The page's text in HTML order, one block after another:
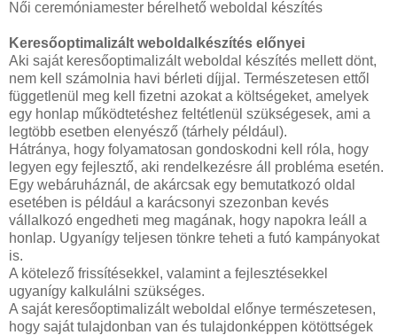
Női ceremóniamester bérelhető weboldal készítés
Keresőoptimalizált weboldalkészítés előnyei
Aki saját keresőoptimalizált weboldal készítés mellett dönt,
nem kell számolnia havi bérleti díjjal. Természetesen ettől
függetlenül meg kell fizetni azokat a költségeket, amelyek
egy honlap működtetéshez feltétlenül szükségesek, ami a
legtöbb esetben elenyésző (tárhely például).
Hátránya, hogy folyamatosan gondoskodni kell róla, hogy
legyen egy fejlesztő, aki rendelkezésre áll probléma esetén.
Egy webáruháznál, de akárcsak egy bemutatkozó oldal
esetében is például a karácsonyi szezonban kevés
vállalkozó engedheti meg magának, hogy napokra leáll a
honlap. Ugyanígy teljesen tönkre teheti a futó kampányokat
is.
A kötelező frissítésekkel, valamint a fejlesztésekkel
ugyanígy kalkulálni szükséges.
A saját keresőoptimalizált weboldal előnye természetesen,
hogy saját tulajdonban van és tulajdonképpen kötöttségek